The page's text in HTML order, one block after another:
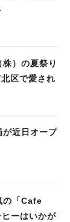
株）の夏祭り
区で愛され
が近日オープ
の「Cafe